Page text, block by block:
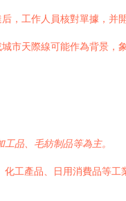
，工作人員核對單據，
市天際線可能作為背景，
品、毛紡制品等為主。
工產品、日用消費品等工